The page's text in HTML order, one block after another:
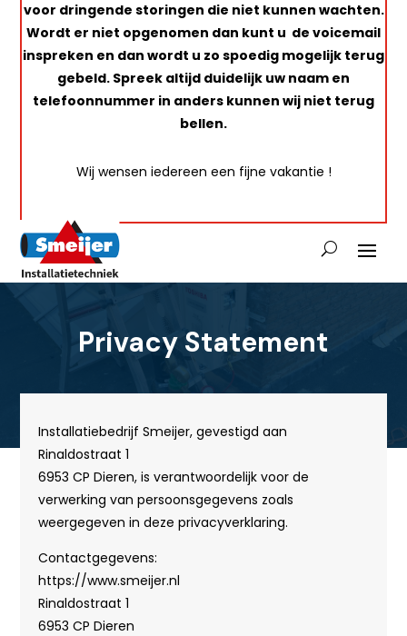
voor dringende storingen die niet kunnen wachten.
Wordt er niet opgenomen dan kunt u de voicemail
inspreken en dan wordt u zo spoedig mogelijk terug
gebeld. Spreek altijd duidelijk uw naam en
telefoonnummer in anders kunnen wij niet terug
bellen.
Wij wensen iedereen een fijne vakantie !
Privacy Statement
Installatiebedrijf Smeijer, gevestigd aan
Rinaldostraat 1
6953 CP Dieren, is verantwoordelijk voor de
verwerking van persoonsgegevens zoals
weergegeven in deze privacyverklaring.
Contactgegevens:
https://www.smeijer.nl
Rinaldostraat 1
6953 CP Dieren